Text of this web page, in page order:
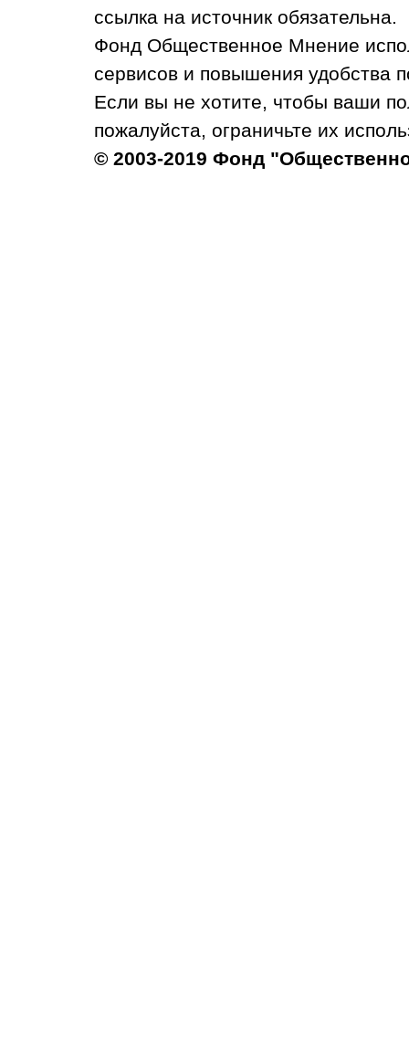
ссылка на источник обязательна.
Фонд Общественное Мнение
сервисов и повышения удобства
Если вы не хотите, чтобы ваши
пожалуйста, ограничьте их
© 2003-2019 Фонд